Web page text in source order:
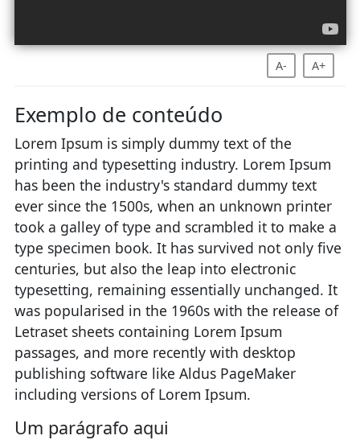
A- A+
Exemplo de conteúdo
Lorem Ipsum is simply dummy text of the
printing and typesetting industry. Lorem Ipsum
has been the industry's standard dummy text
ever since the 1500s, when an unknown printer
took a galley of type and scrambled it to make a
type specimen book. It has survived not only five
centuries, but also the leap into electronic
typesetting, remaining essentially unchanged. It
was popularised in the 1960s with the release of
Letraset sheets containing Lorem Ipsum
passages, and more recently with desktop
publishing software like Aldus PageMaker
including versions of Lorem Ipsum.
Um parágrafo aqui